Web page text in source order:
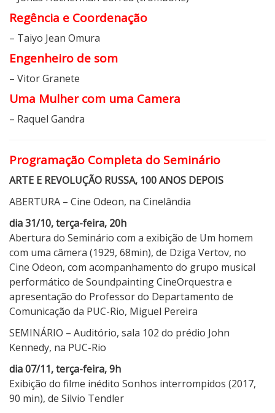
Regência e Coordenação
– Taiyo Jean Omura
Engenheiro de som
– Vitor Granete
Uma Mulher com uma Camera
– Raquel Gandra
Programação Completa do Seminário
ARTE E REVOLUÇÃO RUSSA, 100 ANOS DEPOIS
ABERTURA – Cine Odeon, na Cinelândia
dia 31/10, terça-feira, 20h
Abertura do Seminário com a exibição de Um homem
com uma câmera (1929, 68min), de Dziga Vertov, no
Cine Odeon, com acompanhamento do grupo musical
performático de Soundpainting CineOrquestra e
apresentação do Professor do Departamento de
Comunicação da PUC-Rio, Miguel Pereira
SEMINÁRIO – Auditório, sala 102 do prédio John
Kennedy, na PUC-Rio
dia 07/11, terça-feira, 9h
Exibição do filme inédito Sonhos interrompidos (2017,
90 min), de Silvio Tendler